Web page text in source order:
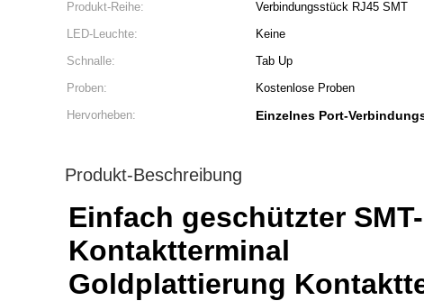
Produkt-Reihe: Verbindungsstück RJ45 SMT
LED-Leuchte:
Keine
Schnalle:
Tab Up
Proben:
Kostenlose Proben
Hervorheben:
Einzelnes Port-
Produkt-Beschreibung
Einfach geschützter
Kontaktterminal
Goldplattierung